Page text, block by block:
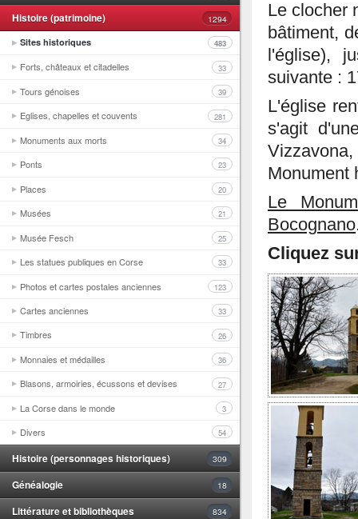
Histoire (patrimoine)
1294
Sites historiques
483
Forts, châteaux et citadelles 33
Tours génoises 39
Eglises, chapelles et couvents 281
Monuments aux morts 34
Ponts 23
Places 20
Musées 21
Musée Fesch 25
Les statues publiques en Corse 33
Photos et cartes postales anciennes 123
Cartes anciennes 33
Timbres 26
Monnaies et médailles 36
Blasons, armoiries, écussons et devises 27
La Corse dans le monde 3
Divers 54
Histoire (personnages historiques) 309
Généalogie 18
Littérature et bibliothèques 834
Le clocher
bâtiment,
l'église),
suivante :
L'église
s'agit
Monument
Le
Bocognano
Cliquez